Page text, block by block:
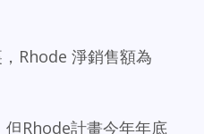
Rhode 淨銷售額為
Rhode計畫今年年底